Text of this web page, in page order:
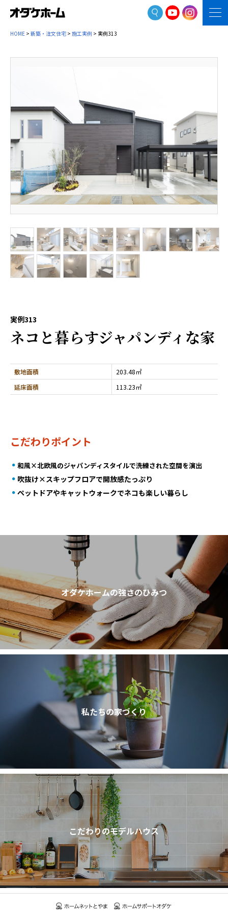
HOME > 新築・注文住宅 > 施工実例 > 実例313
実例313
ネコと暮らすジャパンディな家
敷地面積
203.48㎡
延床面積
113.23㎡
こだわりポイント
和風×北欧風のジャパンディスタイルで洗練された空間を演出
吹抜け×スキップフロアで開放感たっぷり
ペットドアやキャットウォークでネコも楽しい暮らし
オダケホームの強さのひみつ
私たちの家づくり
こだわりのモデルハウス